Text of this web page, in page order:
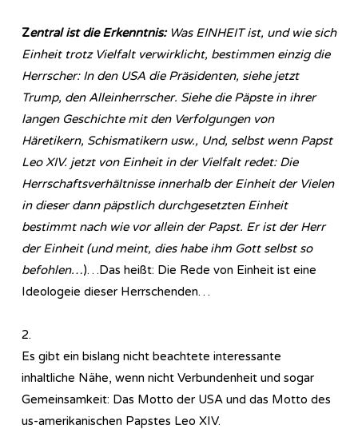
Zentral ist die Erkenntnis:Was EINHEIT ist, und wie sich
Einheit trotz Vielfalt verwirklicht, bestimmen einzig die
Herrscher: In den USA die Präsidenten, siehe jetzt
Trump, den Alleinherrscher. Siehe die Päpste in ihrer
langen Geschichte mit den Verfolgungen von
Häretikern, Schismatikern usw., Und, selbst wenn Papst
Leo XIV. jetzt von Einheit in der Vielfalt redet: Die
Herrschaftsverhältnisse innerhalb der Einheit der Vielen
in dieser dann päpstlich durchgesetzten Einheit
bestimmt nach wie vor allein der Papst. Er ist der Herr
der Einheit (und meint, dies habe ihm Gott selbst so
befohlen…)…Das heißt: Die Rede von Einheit ist eine
Ideologeie dieser Herrschenden…
2.
Es gibt ein bislang nicht beachtete interessante
inhaltliche Nähe, wenn nicht Verbundenheit und sogar
Gemeinsamkeit: Das Motto der USA und das Motto des
us-amerikanischen Papstes Leo XIV.